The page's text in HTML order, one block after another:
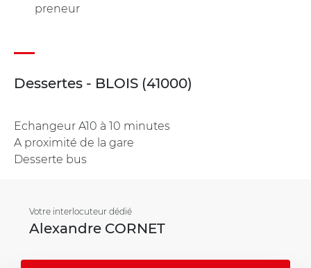
preneur
Dessertes - BLOIS (41000)
Echangeur A10 à 10 minutes
A proximité de la gare
Desserte bus
Votre interlocuteur dédié
Alexandre CORNET